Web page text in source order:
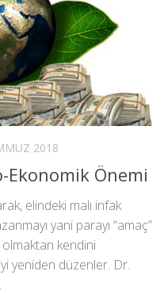
2018
Ekonomik Önemi
elindeki malı infak
yani parayı “amaç”
olmaktan kendini
yeniden düzenler. Dr.